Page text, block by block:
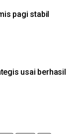
pagi stabil
usai berhasil